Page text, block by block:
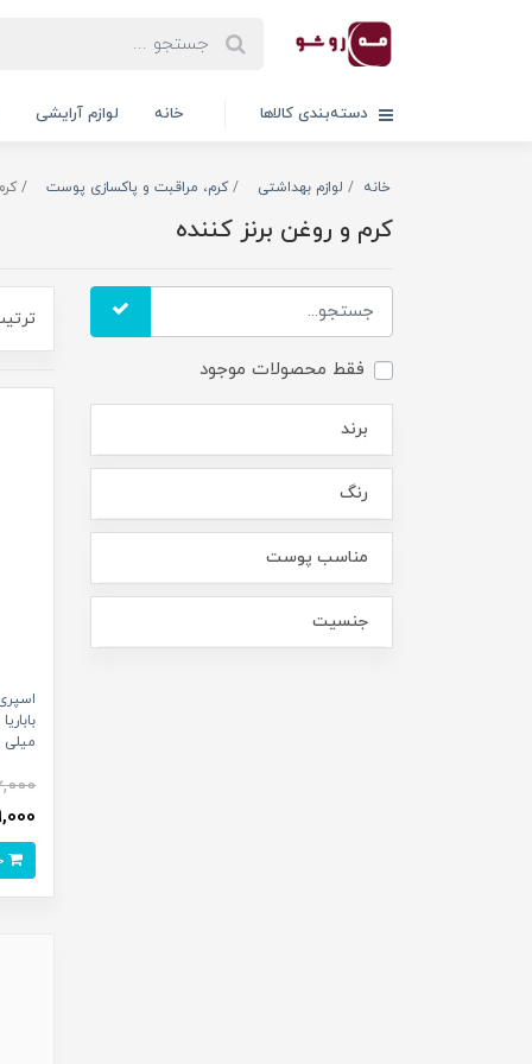
دسته‌بندی کالاها خانه لوازم آرایشی
خانه لوازم بهداشتی کرم، مراقبت و پاکسازی پوست
کرم و روغن برنز کننده
فقط محصولات موجود
برند
رنگ
مناسب پوست
جنسیت
میلی